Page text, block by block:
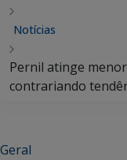
Notícias
Pernil atinge
contrariando
Geral